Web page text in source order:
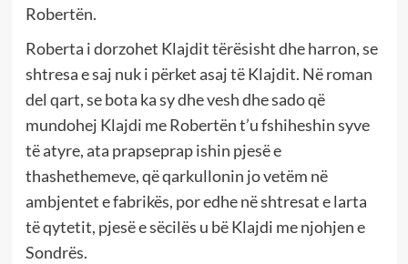
Robertën.
Roberta i dorzohet Klajdit tërësisht dhe harron, se
shtresa e saj nuk i përket asaj të Klajdit. Në roman
del qart, se bota ka sy dhe vesh dhe sado që
mundohej Klajdi me Robertën t’u fshiheshin syve
të atyre, ata prapseprap ishin pjesë e
thashethemeve, që qarkullonin jo vetëm në
ambjentet e fabrikës, por edhe në shtresat e larta
të qytetit, pjesë e sëcilës u bë Klajdi me njohjen e
Sondrës.